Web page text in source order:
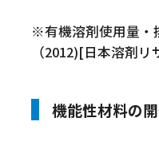
※有機溶剤使用量・
（2012)[日本溶剤
機能性材料の